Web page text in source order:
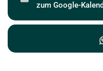
zum Google-